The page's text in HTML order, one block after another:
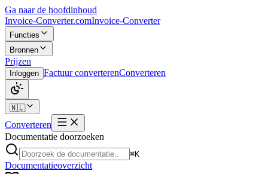
Ga naar de hoofdinhoud
Invoice-Converter.comInvoice-Converter
Functies
Bronnen
Prijzen
Inloggen Factuur converterenConverteren
🇳🇱
Converteren
Documentatie doorzoeken
⌘K
Documentatieoverzicht